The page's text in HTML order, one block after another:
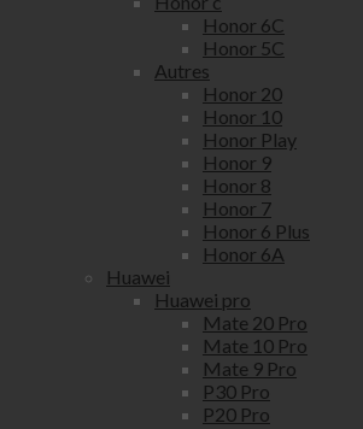
Honor 6C
Honor 5C
Autres
Honor 20
Honor 10
Honor Play
Honor 9
Honor 8
Honor 7
Honor 6 Plus
Honor 6A
Huawei
Huawei pro
Mate 20 Pro
Mate 10 Pro
Mate 9 Pro
P30 Pro
P20 Pro